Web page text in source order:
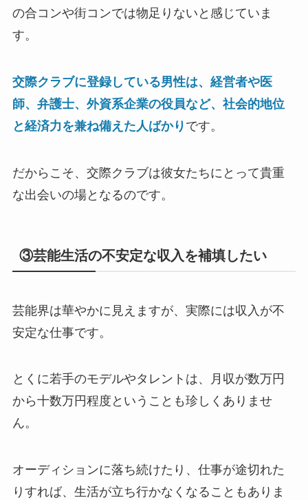
の合コンや街コンでは物足りないと感じていま
す。
交際クラブに登録している男性は、経営者や医
師、弁護士、外資系企業の役員など、社会的地位
と経済力を兼ね備えた人ばかり です。
だからこそ、交際クラブは彼女たちにとって貴重
な出会いの場となるのです。
③芸能生活の不安定な収入を補填したい
芸能界は華やかに見えますが、実際には収入が不
安定な仕事です。
とくに若手のモデルやタレントは、月収が数万円
から十数万円程度ということも珍しくありませ
ん。
オーディションに落ち続けたり、仕事が途切れた
りすれば、生活が立ち行かなくなることもありま